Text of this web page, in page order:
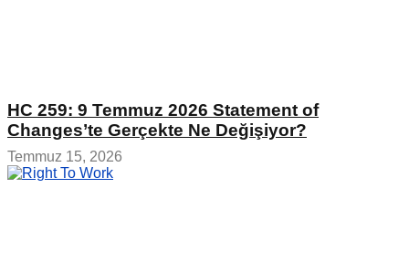
HC 259: 9 Temmuz 2026 Statement of
Changes’te Gerçekte Ne Değişiyor?
Temmuz 15, 2026